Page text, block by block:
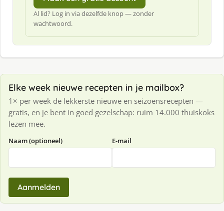
Al lid? Log in via dezelfde knop — zonder
wachtwoord.
Elke week nieuwe recepten in je mailbox?
1× per week de lekkerste nieuwe en seizoensrecepten —
gratis, en je bent in goed gezelschap: ruim 14.000 thuiskoks
lezen mee.
Naam (optioneel) E-mail
Aanmelden